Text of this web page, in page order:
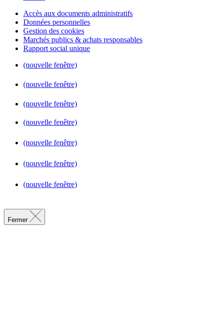
Accès aux documents administratifs
Données personnelles
Gestion des cookies
Marchés publics & achats responsables
Rapport social unique
(nouvelle fenêtre)
(nouvelle fenêtre)
(nouvelle fenêtre)
(nouvelle fenêtre)
(nouvelle fenêtre)
(nouvelle fenêtre)
(nouvelle fenêtre)
Fermer